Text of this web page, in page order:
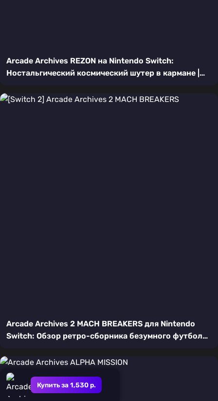
Купить за 1,530 р.
Arcade Archives REZON на Nintendo Switch:
Ностальгический космический шутер в кармане |
Arcade Archives 2 MACH BREAKERS для Nintendo
Switch: Обзор ретро-сборника безумного футбола